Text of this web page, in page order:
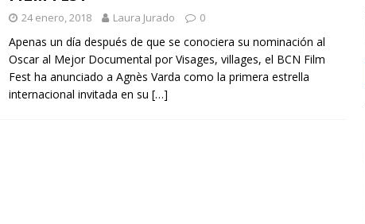
Cannes 2024: día 4. ‘Los hiperbóreos’ y ‘Kinds of Kindness’ FESTIVALES
24 enero, 2018 Laura Jurado 0
Apenas un día después de que se conociera su nominación al
Oscar al Mejor Documental por Visages, villages, el BCN Film
Fest ha anunciado a Agnès Varda como la primera estrella
internacional invitada en su […]